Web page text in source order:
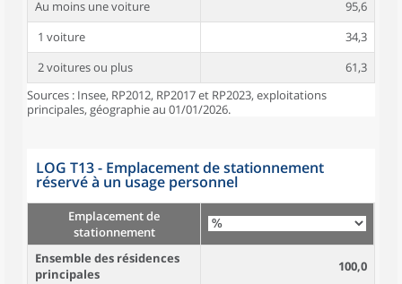
Au moins une voiture
95,6
1 voiture
34,3
2 voitures ou plus
61,3
Sources : Insee, RP2012, RP2017 et RP2023, exploitations
principales, géographie au 01/01/2026.
LOG T13 - Emplacement de stationnement
réservé à un usage personnel
Emplacement de
stationnement
Ensemble des résidences
principales
100,0